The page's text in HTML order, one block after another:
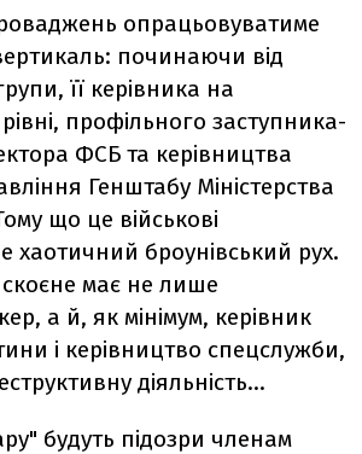
опрацьовуватиме
починаючи від
її керівника на
профільного заступника-
ФСБ та керівництва
Генштабу Міністерства
що це військові
хаотичний броунівський рух.
скоєне має не лише
а й, як мінімум, керівник
і керівництво спецслужби,
діяльність…
будуть підозри членам